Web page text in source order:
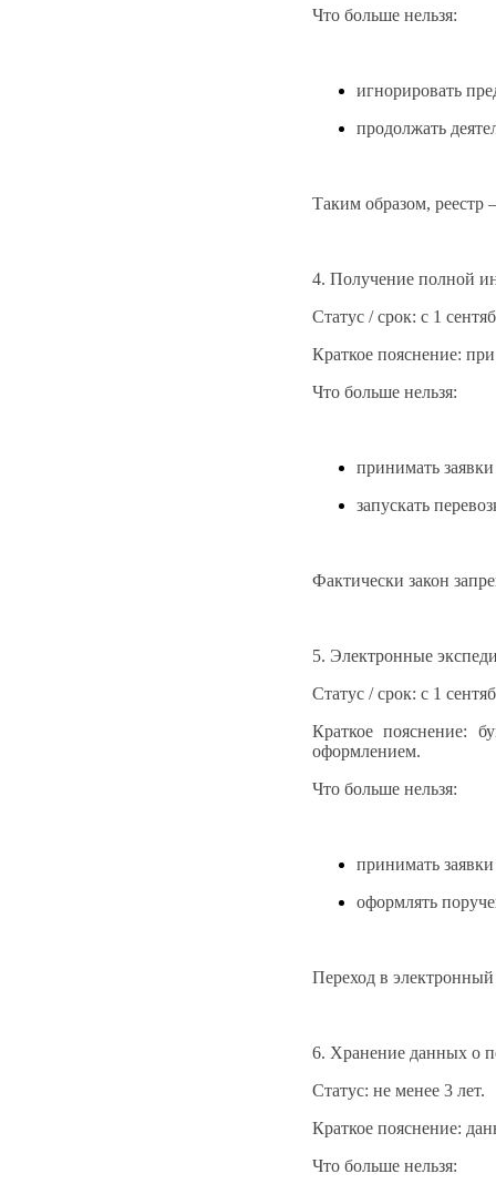
Что больше нельзя:
игнорировать
продолжать
Таким образом, реестр
4. Получение полной
Статус / срок: с 1
Краткое пояснение:
Что больше нельзя:
принимать
запускать
Фактически закон
5. Электронные
Статус / срок: с 1
Краткое пояснение:
оформлением.
Что больше нельзя:
принимать
оформлять
Переход в электронный
6. Хранение данных о
Статус: не менее 3 лет.
Краткое пояснение:
Что больше нельзя: